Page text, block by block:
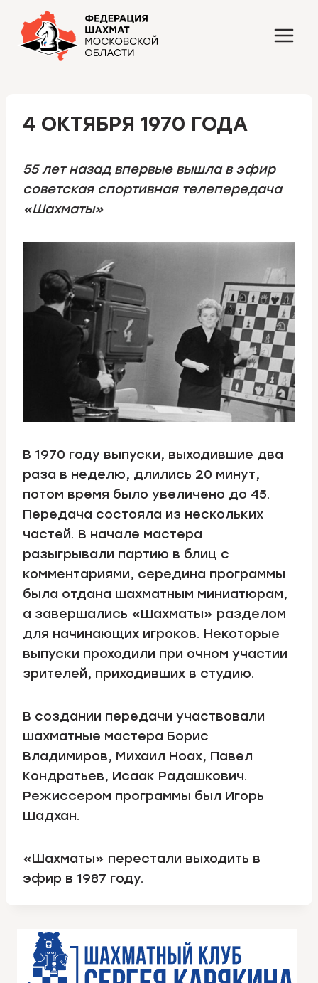
Перейти
содержимому
4 ОКТЯБРЯ 1970 ГОДА
55 лет назад впервые вышла в эфир
советская спортивная телепередача
«Шахматы»
В 1970 году выпуски, выходившие два
раза в неделю, длились 20 минут,
потом время было увеличено до 45.
Передача состояла из нескольких
частей. В начале мастера
разыгрывали партию в блиц с
комментариями, середина программы
была отдана шахматным миниатюрам,
а завершались «Шахматы» разделом
для начинающих игроков. Некоторые
выпуски проходили при очном участии
зрителей, приходивших в студию.
В создании передачи участвовали
шахматные мастера Борис
Владимиров, Михаил Ноах, Павел
Кондратьев, Исаак Радашкович.
Режиссером программы был Игорь
Шадхан.
«Шахматы» перестали выходить в
эфир в 1987 году.